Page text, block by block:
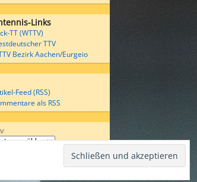
Links
TT (WTTV)
TTV
Bezirk Aachen/Eurgeio
Feed (RSS)
als RSS
Wordpress